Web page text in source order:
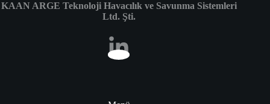
KAAN ARGE Teknoloji Havacılık ve Savunma Sistemleri
Ltd. Şti.